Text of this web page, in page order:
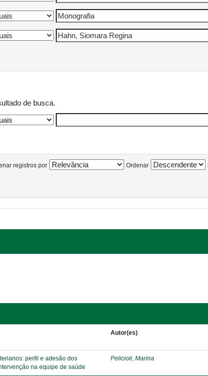
de busca.
registros por Ordenar
Autor(es)
perfil e adesão dos
na equipe de saúde
Pelicioli, Marina